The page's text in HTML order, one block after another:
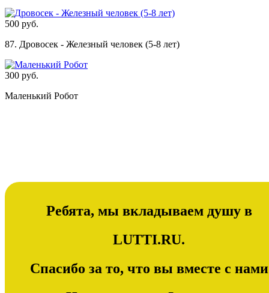
500 руб.
87. Дровосек - Железный человек (5-8 лет)
300 руб.
Маленький Робот
Ребята, мы вкладываем душу в
LUTTI.RU.
Спасибо за то, что вы вместе с нами